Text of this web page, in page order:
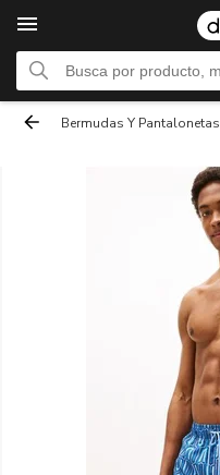
Bermudas Y Pantalonetas